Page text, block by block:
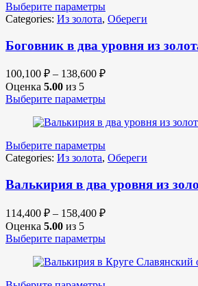
Выберите параметры
Categories: Из золота, Обереги
Боговник в два уровня из
100,100 ₽ – 138,600 ₽
Оценка 5.00 из 5
Выберите параметры
Выберите параметры
Categories: Из золота, Обереги
Валькирия в два уровня из
114,400 ₽ – 158,400 ₽
Оценка 5.00 из 5
Выберите параметры